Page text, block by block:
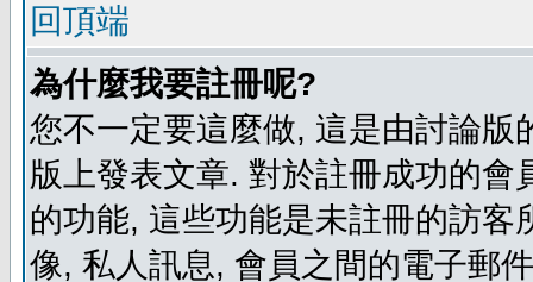
回頂端
為什麼我要註冊呢?
您不一定要這麼做, 這是由討論
版上發表文章. 對於註冊成功的
的功能, 這些功能是未註冊的訪
像, 私人訊息, 會員之間的電子郵